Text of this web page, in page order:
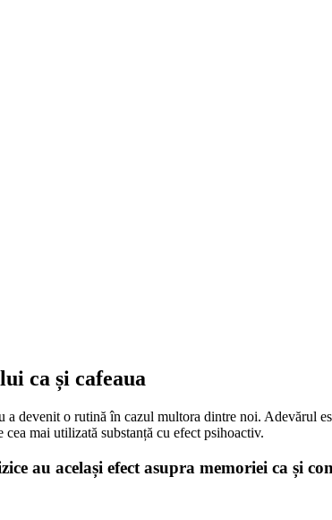
ca și cafeaua
devenit o rutină în cazul multora dintre noi. Adevărul
mai utilizată substanță cu efect psihoactiv.
au același efect asupra memoriei ca și